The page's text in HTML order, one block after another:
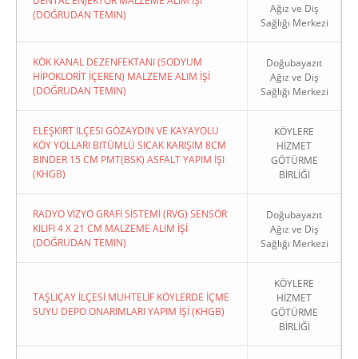
(DOĞRUDAN TEMIN)
Ağız ve Diş
Sağlığı Merkezi
KÖK KANAL DEZENFEKTANI (SODYUM
HİPOKLORİT İÇEREN) MALZEME ALIM İŞİ
(DOĞRUDAN TEMIN)
Doğubayazıt
Ağız ve Diş
Sağlığı Merkezi
ELEŞKIRT İLÇESI GÖZAYDIN VE KAYAYOLU
KÖY YOLLARI BITÜMLÜ SICAK KARIŞIM 8CM
BINDER 15 CM PMT(BSK) ASFALT YAPIM İŞI
(KHGB)
KÖYLERE
HİZMET
GÖTÜRME
BİRLİĞİ
RADYO VİZYO GRAFİ SİSTEMİ (RVG) SENSÖR
KILIFI 4 X 21 CM MALZEME ALIM İŞİ
(DOĞRUDAN TEMIN)
Doğubayazıt
Ağız ve Diş
Sağlığı Merkezi
TAŞLIÇAY İLÇESİ MUHTELİF KÖYLERDE İÇME
SUYU DEPO ONARIMLARI YAPIM İŞİ (KHGB)
KÖYLERE
HİZMET
GÖTÜRME
BİRLİĞİ